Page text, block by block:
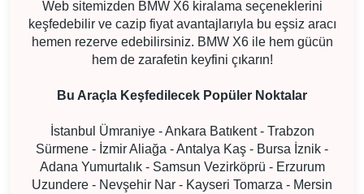
Web sitemizden BMW X6 kiralama seçeneklerini
keşfedebilir ve cazip fiyat avantajlarıyla bu eşsiz aracı
hemen rezerve edebilirsiniz. BMW X6 ile hem gücün
hem de zarafetin keyfini çıkarın!
Bu Araçla Keşfedilecek Popüler Noktalar
İstanbul Ümraniye - Ankara Batıkent - Trabzon
Sürmene - İzmir Aliağa - Antalya Kaş - Bursa İznik -
Adana Yumurtalık - Samsun Vezirköprü - Erzurum
Uzundere - Nevşehir Nar - Kayseri Tomarza - Mersin